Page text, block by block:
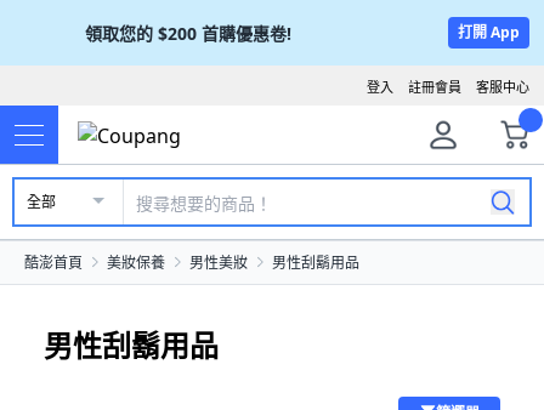
領取您的 $200 首購優惠卷! 打開 App
客服中心
註冊會員
登入
全部
酷澎首頁 美妝保養 男性美妝 男性刮鬍用品
男性刮鬍用品